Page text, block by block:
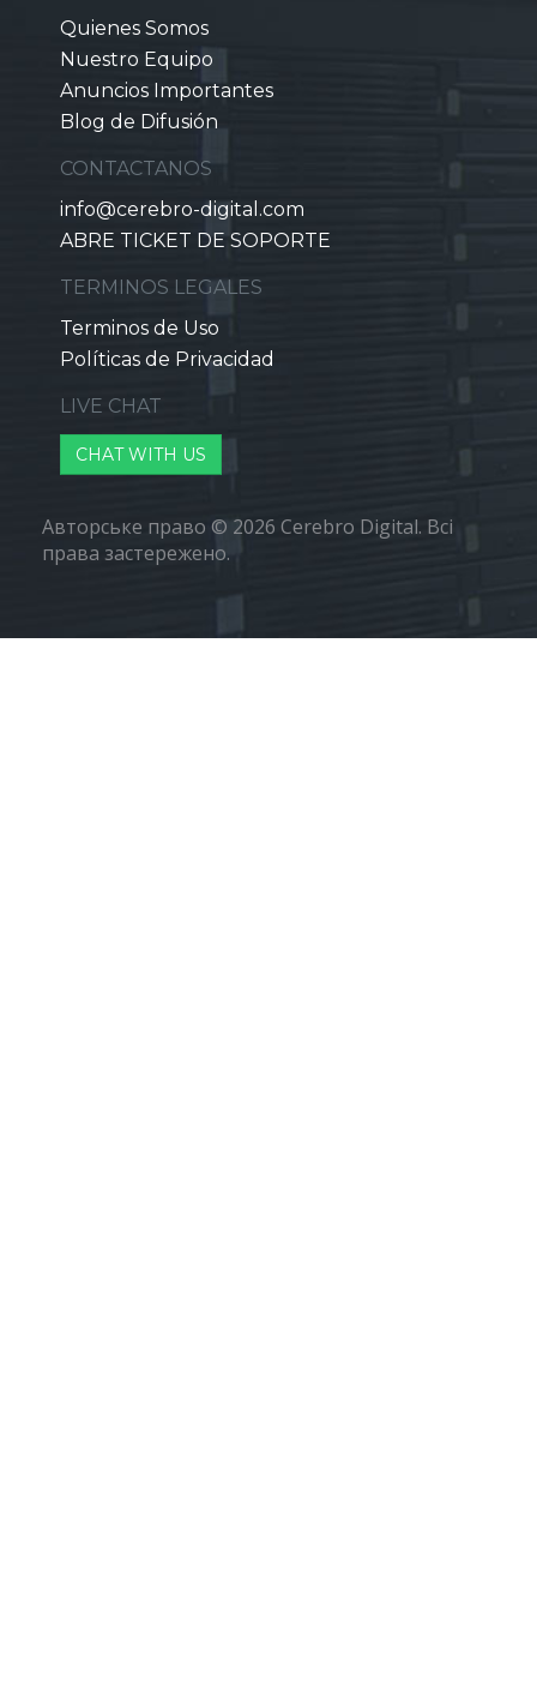
Quienes Somos
Nuestro Equipo
Anuncios Importantes
Blog de Difusión
CONTACTANOS
info@cerebro-digital.com
ABRE TICKET DE SOPORTE
TERMINOS LEGALES
Terminos de Uso
Políticas de Privacidad
LIVE CHAT
CHAT WITH US
Авторське право © 2026 Cerebro Digital. Всі
права застережено.